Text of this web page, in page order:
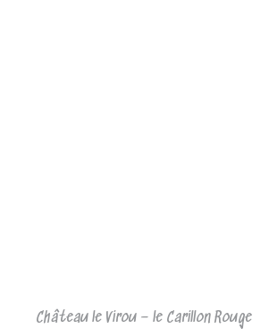
Château le Virou – le Carillon Rouge